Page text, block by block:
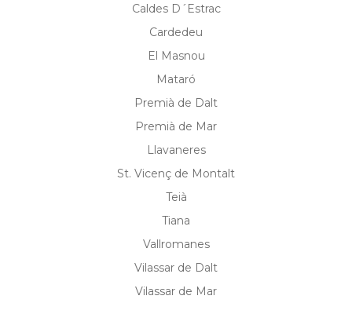
Caldes D´Estrac
Cardedeu
El Masnou
Mataró
Premià de Dalt
Premià de Mar
Llavaneres
St. Vicenç de Montalt
Teià
Tiana
Vallromanes
Vilassar de Dalt
Vilassar de Mar